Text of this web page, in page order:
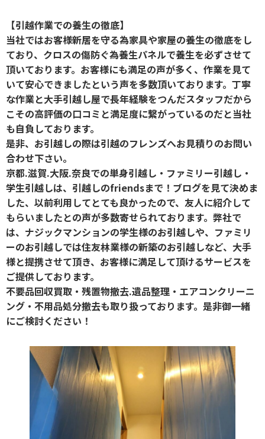
【引越作業での養生の徹底】
当社ではお客様新居を守る為家具や家屋の養生の徹底をし
ており、クロスの傷防ぐ為養生パネルで養生を必ずさせて
頂いております。お客様にも満足の声が多く、作業を見て
いて安心できましたという声を多数頂いております。丁寧
な作業と大手引越し屋で長年経験をつんだスタッフだから
こその高評価の口コミと満足度に繋がっているのだと当社
も自負しております。
是非、お引越しの際は引越のフレンズへお見積りのお問い
合わせ下さい。
京都.滋賀.大阪.奈良での単身引越し・ファミリー引越し・
学生引越しは、引越しのfriendsまで！ブログを見て決めま
した、以前利用してとても良かったので、友人に紹介して
もらいましたとの声が多数寄せられております。弊社で
は、ナジックマンションの学生様のお引越しや、ファミリ
ーのお引越しでは住友林業様の新築のお引越しなど、大手
様と提携させて頂き、お客様に満足して頂けるサービスを
ご提供しております。
不要品回収買取・残置物撤去.遺品整理・エアコンクリーニ
ング・不用品処分撤去も取り扱っております。是非御一緒
にご検討ください！